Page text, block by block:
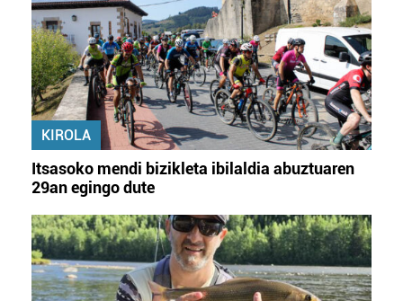
KIROLA
Itsasoko mendi bizikleta ibilaldia abuztuaren
29an egingo dute